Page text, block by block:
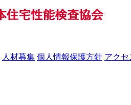
人材募集 個人情報保護方針 アクセ